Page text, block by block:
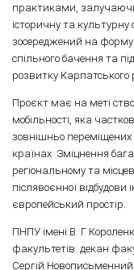
практиками,
історичну та культурну
зосереджений на
спільного бачення та
розвитку Карпатського
Проєкт має на меті
мобільності, яка
зовнішньо
країнах. Зміцнення
регіональному та
післявоєнної відбудови
європейський простір.
ПНПУ імені В. Г.
факультетів: декан
Сергій